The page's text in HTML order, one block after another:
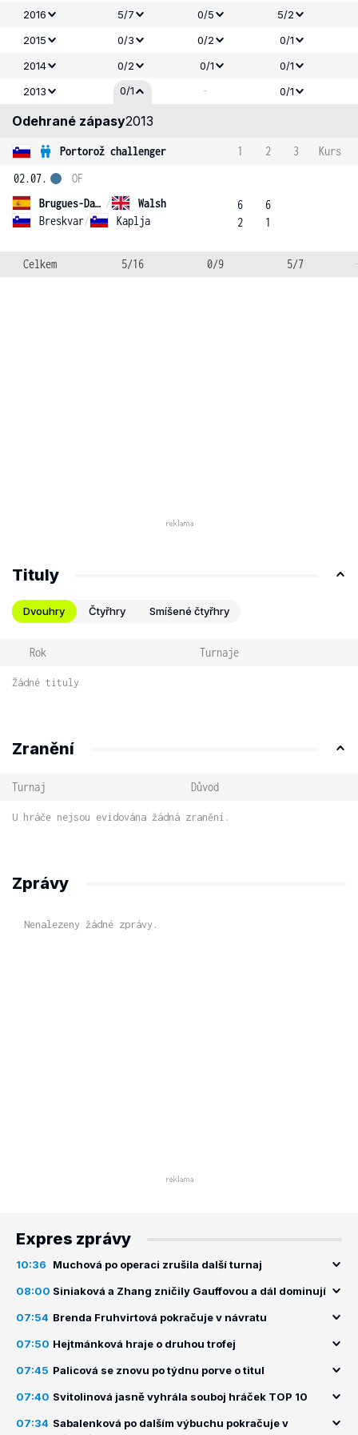
2016
5/7 0/5
5/2
2015
0/3 0/2
0/1
2014
0/2 0/1
0/1
2013
0/1 - 0/1
Odehrané zápasy2013
Portorož challenger 1 2 3
Kurs
02.07.
Brugues-Davi /
Walsh
Breskvar/ Kaplja
OF
6
2
6
1
Celkem 5/16 0/9 5/7
Tituly
Dvouhry Čtyřhry Smíšené čtyřhry
Rok Turnaje
Žádné tituly
Zranění
Turnaj Důvod
U hráče nejsou evidována žádná zranění.
Zprávy
Nenalezeny žádné zprávy.
Expres zprávy
10:36 Muchová po operaci zrušila další turnaj
08:00 Siniaková a Zhang zničily Gauffovou a dál dominují
07:54 Brenda Fruhvirtová pokračuje v návratu
07:50 Hejtmánková hraje o druhou trofej
07:45 Palicová se znovu po týdnu porve o titul
07:40 Svitolinová jasně vyhrála souboj hráček TOP 10
07:34 Sabalenková po dalším výbuchu pokračuje v